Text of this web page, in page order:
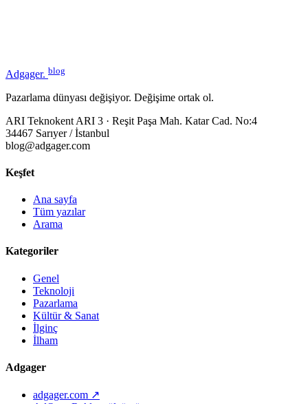
Adgager. blog
Pazarlama dünyası değişiyor. Değişime ortak ol.
ARI Teknokent ARI 3 · Reşit Paşa Mah. Katar Cad. No:4
34467 Sarıyer / İstanbul
blog@adgager.com
Keşfet
Ana sayfa
Tüm yazılar
Arama
Kategoriler
Genel
Teknoloji
Pazarlama
Kültür & Sanat
İlginç
İlham
Adgager
adgager.com ↗